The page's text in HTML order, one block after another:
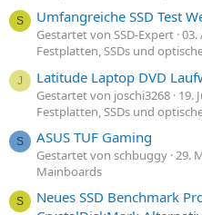
S Umfangreiche SSD Test
Gestartet von SSD-Expert 03.
Festplatten, SSDs und
J Latitude Laptop DVD
Gestartet von joschi3268 19.
Festplatten, SSDs und
S ASUS TUF Gaming
Gestartet von schbuggy 29.
Mainboards
S
Neues SSD Benchmark